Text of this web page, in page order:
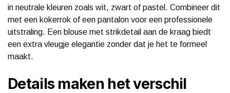
in neutrale kleuren zoals wit, zwart of pastel. Combineer dit
met een kokerrok of een pantalon voor een professionele
uitstraling. Een blouse met strikdetail aan de kraag biedt
een extra vleugje elegantie zonder dat je het te formeel
maakt.
Details maken het verschil